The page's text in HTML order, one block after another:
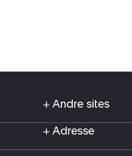
Andre sites
Adresse